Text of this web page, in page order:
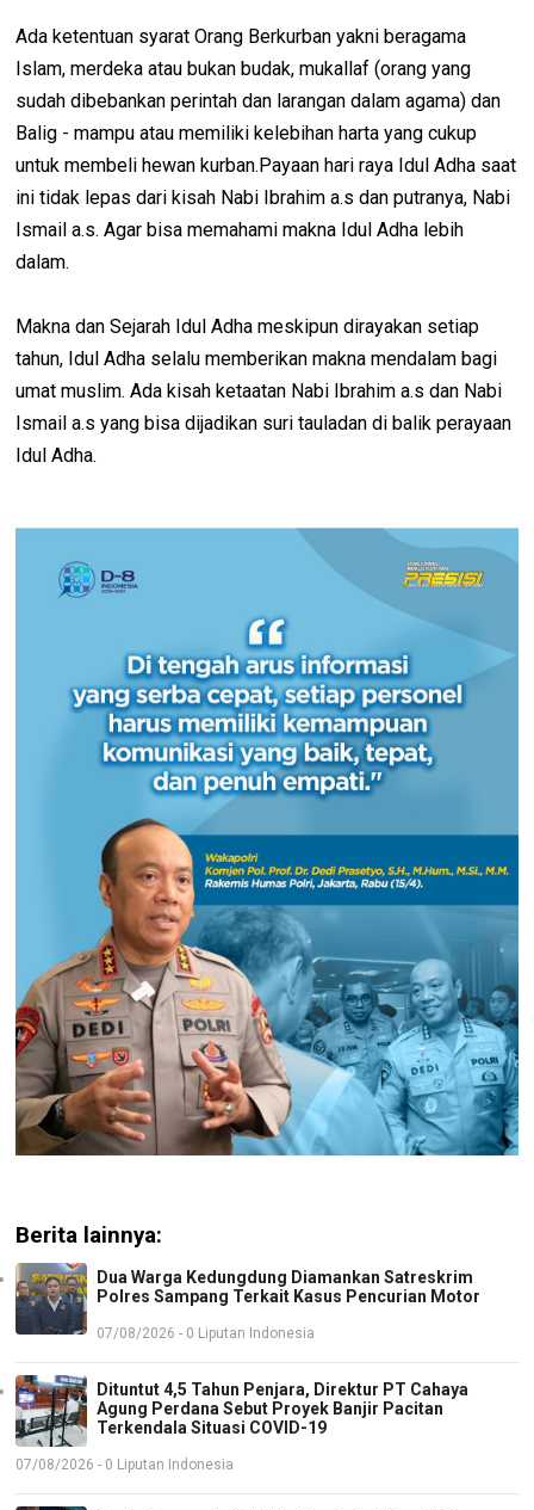
Ada ketentuan syarat Orang Berkurban yakni beragama
Islam, merdeka atau bukan budak, mukallaf (orang yang
sudah dibebankan perintah dan larangan dalam agama) dan
Balig - mampu atau memiliki kelebihan harta yang cukup
untuk membeli hewan kurban.Payaan hari raya Idul Adha saat
ini tidak lepas dari kisah Nabi Ibrahim a.s dan putranya, Nabi
Ismail a.s. Agar bisa memahami makna Idul Adha lebih
dalam.
Makna dan Sejarah Idul Adha meskipun dirayakan setiap
tahun, Idul Adha selalu memberikan makna mendalam bagi
umat muslim. Ada kisah ketaatan Nabi Ibrahim a.s dan Nabi
Ismail a.s yang bisa dijadikan suri tauladan di balik perayaan
Idul Adha.
Berita lainnya:
Dua Warga Kedungdung Diamankan Satreskrim
Polres Sampang Terkait Kasus Pencurian Motor
07/08/2026 - 0 Liputan Indonesia
Dituntut 4,5 Tahun Penjara, Direktur PT Cahaya
Agung Perdana Sebut Proyek Banjir Pacitan
Terkendala Situasi COVID-19
07/08/2026 - 0 Liputan Indonesia